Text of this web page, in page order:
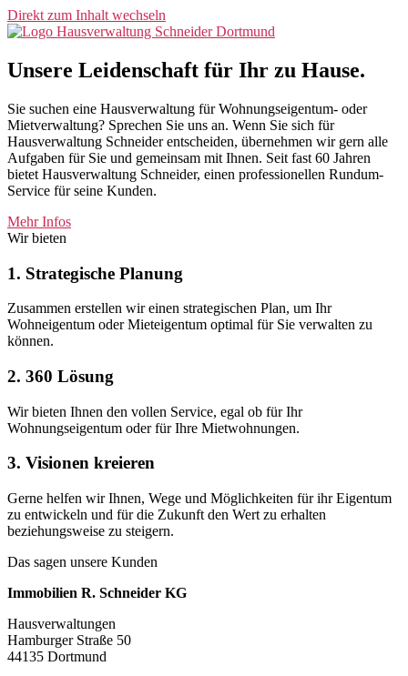
Direkt zum Inhalt wechseln
Unsere Leidenschaft für Ihr zu Hause.
Sie suchen eine Hausverwaltung für Wohnungseigentum- oder
Mietverwaltung? Sprechen Sie uns an. Wenn Sie sich für
Hausverwaltung Schneider entscheiden, übernehmen wir gern alle
Aufgaben für Sie und gemeinsam mit Ihnen. Seit fast 60 Jahren
bietet Hausverwaltung Schneider, einen professionellen Rundum-
Service für seine Kunden.
Mehr Infos
Wir bieten
1. Strategische Planung
Zusammen erstellen wir einen strategischen Plan, um Ihr
Wohneigentum oder Mieteigentum optimal für Sie verwalten zu
können.
2. 360 Lösung
Wir bieten Ihnen den vollen Service, egal ob für Ihr
Wohnungseigentum oder für Ihre Mietwohnungen.
3. Visionen kreieren
Gerne helfen wir Ihnen, Wege und Möglichkeiten für ihr Eigentum
zu entwickeln und für die Zukunft den Wert zu erhalten
beziehungsweise zu steigern.
Das sagen unsere Kunden
Immobilien R. Schneider KG
Hausverwaltungen
Hamburger Straße 50
44135 Dortmund